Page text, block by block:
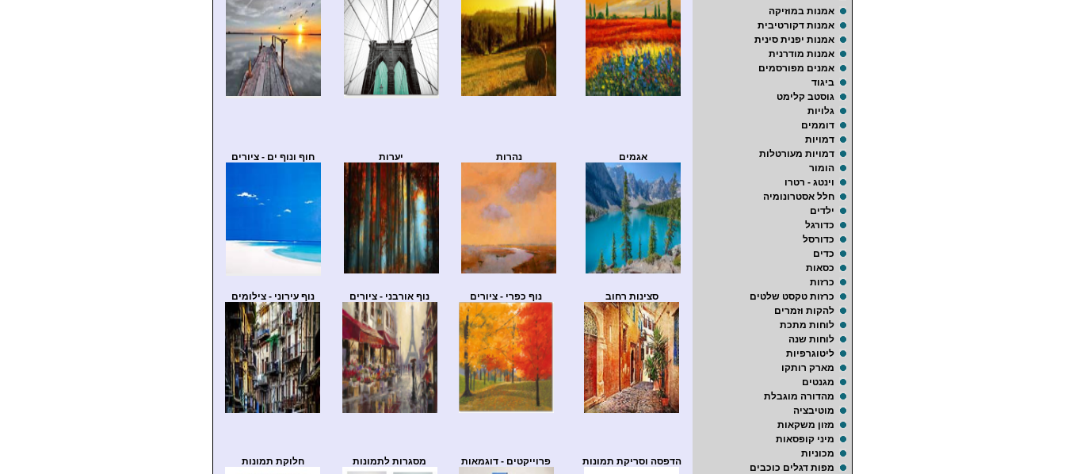
אמנות במוזיקה
אמנות דקורטיבית
אמנות יפנית סינית
אמנות מודרנית
אמנים מפורסמים
ביגוד
גוסטב קלימט
גלויות
דוממים
דמויות
דמויות מעורטלות
הומור
וינטג - רטרו
חלל אסטרונומיה
ילדים
כדורגל
כדורסל
כדים
כסאות
כרזות
כרזות טקסט שלטים
להקות וזמרים
לוחות מתכת
לוחות שנה
ליטוגרפיות
מארק רותקו
מגנטים
מהדורה מוגבלת
מוטיבציה
מזון משקאות
מיני קופסאות
מכוניות
מפות דגלים כוכבים
אגמים נהרות יערות חוף ונוף ים - ציורים
סצינות רחוב נוף כפרי - ציורים נוף אורבני - ציורים נוף עירוני - צילומים
הדפסה וסריקת תמונות פרוייקטים - דוגמאות מסגרות לתמונות חלוקת תמונות